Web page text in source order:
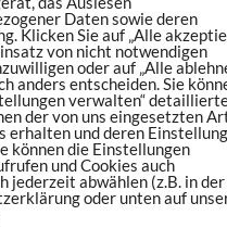
Daten sowie deren
Klicken Sie auf „Alle
von nicht notwendigen
oder auf „Alle
anders entscheiden. Sie
verwalten“
der von uns eingesetzten
erhalten und deren
können die Einstellungen
und Cookies auch
jederzeit abwählen (z.B. in der
oder unten auf